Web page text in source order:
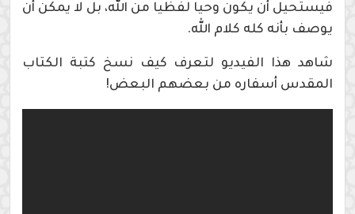
فيستحيل أن يكون وحيا لفظيا من الله، بل لا يمكن أن
يوصف بأنه كله كلام الله.
شاهد هذا الفيديو لتعرف كيف نسخ كتبة الكتاب
المقدس أسفاره من بعضهم البعض!